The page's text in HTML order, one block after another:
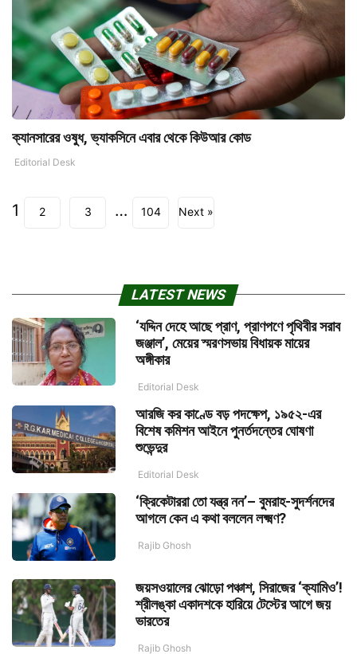
ক্যানসারের ওষুধ, ভ্যাকসিনে এবার থেকে কিউআর কোড
Editorial Desk
1 2 3 … 104 Next »
LATEST NEWS
‘যদ্দিন দেহে আছে প্রাণ, প্রাণপণে পৃথিবীর সরাব
জঞ্জাল’, মেয়ের স্মরণসভায় বিধায়ক মায়ের
অঙ্গীকার
Editorial Desk
আরজি কর কাণ্ডে বড় পদক্ষেপ, ১৯৫২-এর
বিশেষ কমিশন আইনে পুনর্তদন্তের ঘোষণা
শুভেন্দুর
Editorial Desk
‘ক্রিকেটাররা তো যন্ত্র নন’– বুমরাহ-সুদর্শনদের
আগলে কেন এ কথা বললেন লক্ষ্মণ?
Rajib Ghosh
জয়সওয়ালের ঝোড়ো পঞ্চাশ, সিরাজের ‘ক্যামিও’!
শ্রীলঙ্কা একাদশকে হারিয়ে টেস্টের আগে জয়
ভারতের
Rajib Ghosh